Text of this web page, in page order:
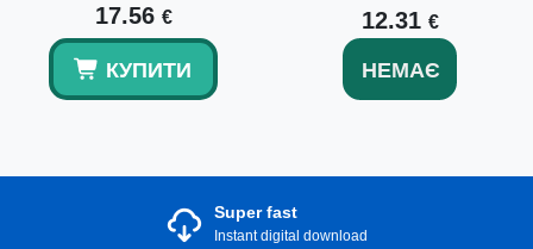
17.56 €
КУПИТИ
12.31 €
НЕМАЄ
Super fast
Instant digital download